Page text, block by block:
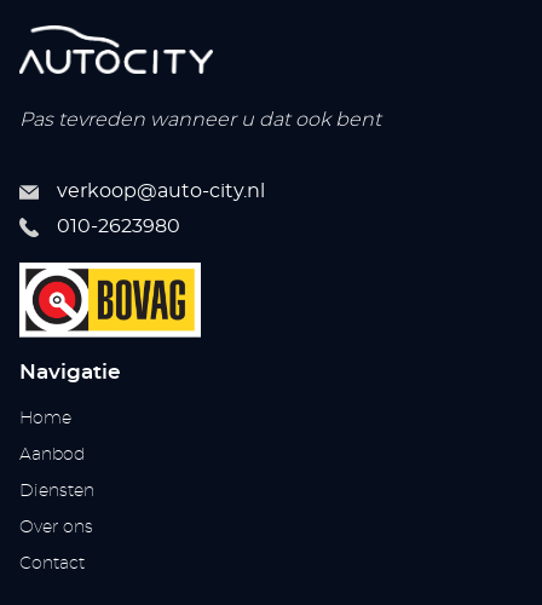
Pas tevreden wanneer u dat ook bent
verkoop@auto-city.nl
010-2623980
Navigatie
Home
Aanbod
Diensten
Over ons
Contact